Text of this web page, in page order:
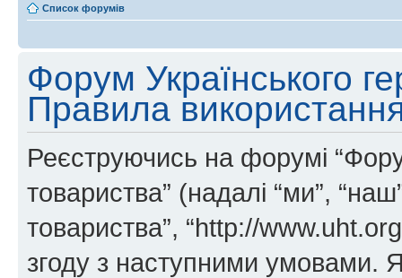
Список форумів
Форум Українського
Правила
Реєструючись на форумі
товариства” (надалі “ми”,
товариства”, “http://
згоду з наступними умовами.